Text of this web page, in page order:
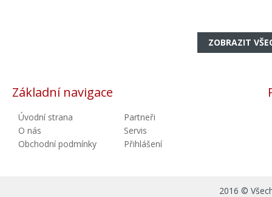
ZOBRAZIT
Základní navigace
Úvodní strana
O nás
Obchodní podmínky
Partneři
Servis
Přihlášení
2016 ©